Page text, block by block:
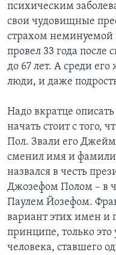
психическим
свои чудовищные
страхом
провел 33 года после
до 67 лет. А среди
люди, и даже
Надо вкратце
начать стоит с того,
Пол. Звали его
сменил имя и
назвался в честь
Джозефом Полом – в
Паулем Йозефом.
вариант этих имен и
принципе, только это
человека, ставшего